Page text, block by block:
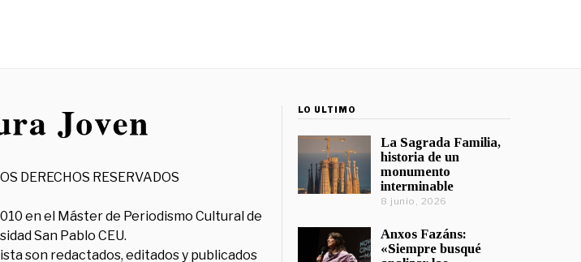
DERECHOS RESERVADOS
en el Máster de Periodismo Cultural de
San Pablo CEU.
son redactados, editados y publicados
LO ÚLTIMO
La Sagrada Familia,
historia de un
monumento
interminable
8 junio, 2026
Anxos Fazáns:
«Siempre busqué